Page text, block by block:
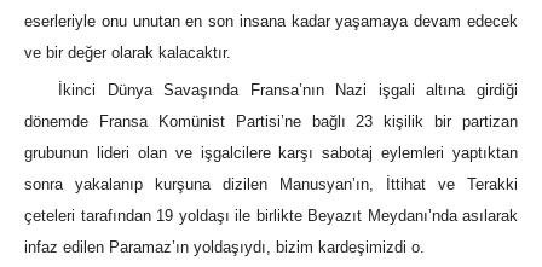
eserleriyle onu unutan en son insana kadar yaşamaya devam edecek
ve bir değer olarak kalacaktır.
İkinci Dünya Savaşında Fransa’nın Nazi işgali altına girdiği
dönemde Fransa Komünist Partisi’ne bağlı 23 kişilik bir partizan
grubunun lideri olan ve işgalcilere karşı sabotaj eylemleri yaptıktan
sonra yakalanıp kurşuna dizilen Manusyan’ın, İttihat ve Terakki
çeteleri tarafından 19 yoldaşı ile birlikte Beyazıt Meydanı’nda asılarak
infaz edilen Paramaz’ın yoldaşıydı, bizim kardeşimizdi o.